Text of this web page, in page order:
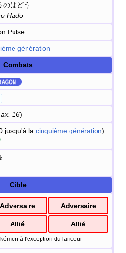
のはどう
Hadō
Pulse
génération
Combats
16)
jusqu'à la cinquième génération)
Cible
Adversaire Adversaire
Allié Allié
à l'exception du lanceur